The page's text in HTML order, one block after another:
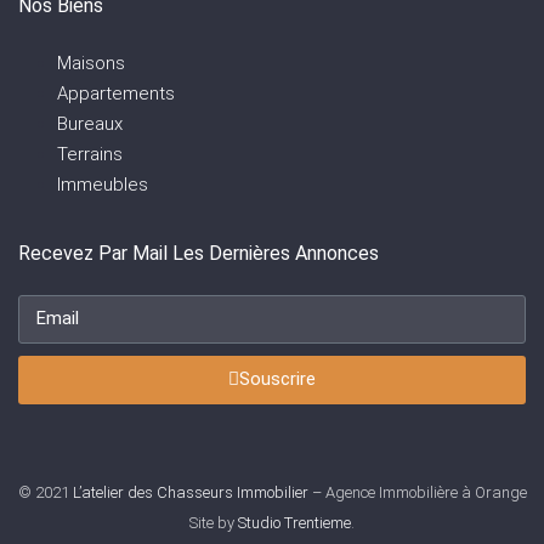
Nos Biens
Maisons
Appartements
Bureaux
Terrains
Immeubles
Recevez Par Mail Les Dernières Annonces
Souscrire
© 2021 L’atelier des Chasseurs Immobilier– Agence Immobilière à Orange
Site by Studio Trentieme